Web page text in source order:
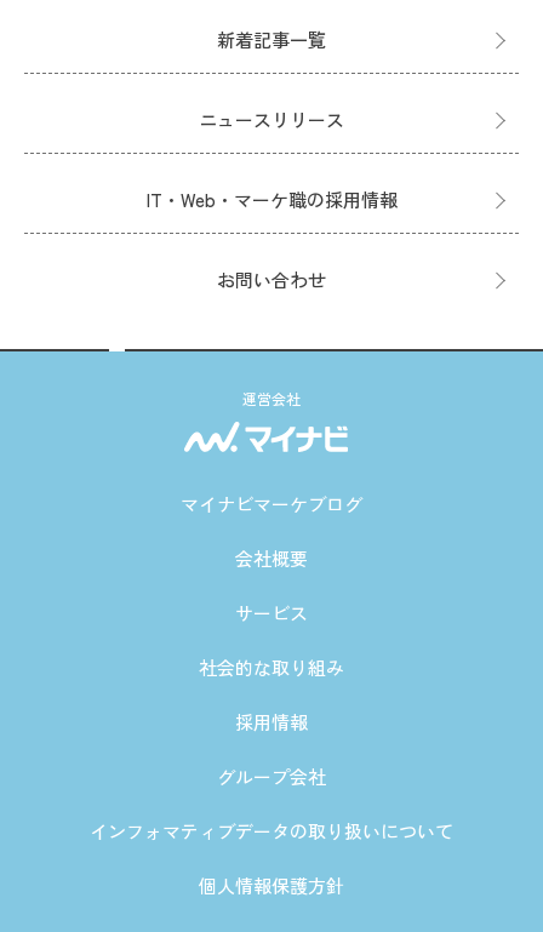
新着記事一覧
ニュースリリース
IT・Web・マーケ職の採用情報
お問い合わせ
運営会社
マイナビマーケブログ
会社概要
サービス
社会的な取り組み
採用情報
グループ会社
インフォマティブデータの取り扱いについて
個人情報保護方針